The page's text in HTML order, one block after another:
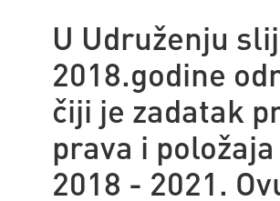
U Udruženju
2018.godine
čiji je zadatak
prava i
2018 - 2021.